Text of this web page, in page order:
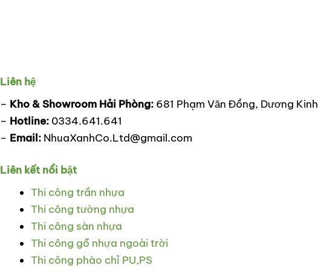
Liên hệ
– Kho & Showroom Hải Phòng: 681 Phạm Văn Đồng, Dương Kinh
– Hotline: 0334.641.641
– Email: NhuaXanhCo.Ltd@gmail.com
Liên kết nổi bật
Thi công trần nhựa
Thi công tường nhựa
Thi công sàn nhựa
Thi công gỗ nhựa ngoài trời
Thi công phào chỉ PU,PS